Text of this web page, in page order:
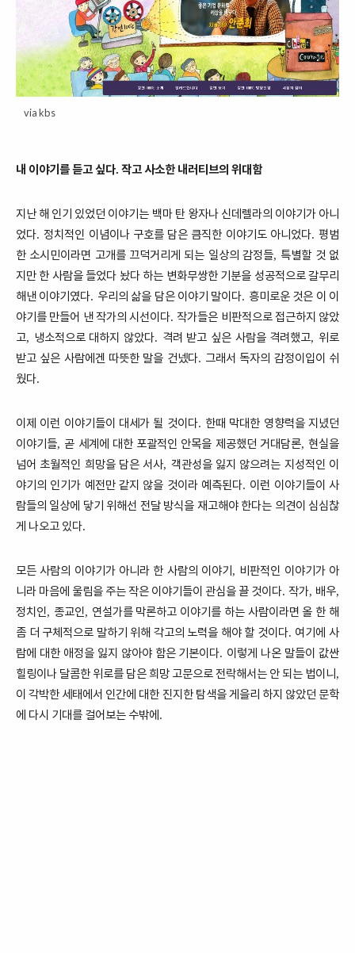
via kbs
내 이야기를 듣고 싶다. 작고 사소한 내러티브의 위대함
지난 해 인기 있었던 이야기는 백마 탄 왕자나 신데렐라의 이야기가 아니
었다.정치적인 이념이나 구호를 담은 큼직한 이야기도 아니었다. 평범
한 소시민이라면 고개를 끄덕거리게 되는 일상의 감정들, 특별할 것 없
지만 한 사람을 들었다 놨다 하는 변화무쌍한 기분을 성공적으로 갈무리
해낸 이야기였다. 우리의 삶을 담은 이야기 말이다. 흥미로운 것은 이 이
야기를 만들어 낸 작가의 시선이다.작가들은 비판적으로 접근하지 않았
고, 냉소적으로 대하지 않았다. 격려 받고 싶은 사람을 격려했고, 위로
받고 싶은 사람에겐 따뜻한 말을 건넸다. 그래서 독자의 감정이입이 쉬
웠다.
이제 이런 이야기들이 대세가 될 것이다. 한때 막대한 영향력을 지녔던
이야기들, 곧 세계에 대한 포괄적인 안목을 제공했던 거대담론, 현실을
넘어 초월적인 희망을 담은 서사, 객관성을 잃지 않으려는 지성적인 이
야기의 인기가 예전만 같지 않을 것이라 예측된다. 이런 이야기들이 사
람들의 일상에 닿기 위해선 전달 방식을 재고해야 한다는 의견이 심심찮
게 나오고 있다.
모든 사람의 이야기가 아니라 한 사람의 이야기 , 비판적인 이야기가 아
니라 마음에 울림을 주는 작은 이야기들이 관심을 끌 것이다. 작가, 배우,
정치인, 종교인, 연설가를 막론하고 이야기를 하는 사람이라면 올 한 해
좀 더 구체적으로 말하기 위해 각고의 노력을 해야 할 것이다. 여기에 사
람에 대한 애정을 잃지 않아야 함은 기본이다. 이렇게 나온 말들이 값싼
힐링이나 달콤한 위로를 담은 희망 고문으로 전락해서는 안 되는 법이니 ,
이 각박한 세태에서 인간에 대한 진지한 탐색을 게을리 하지 않았던 문학
에 다시 기대를 걸어보는 수밖에 .